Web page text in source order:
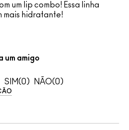
um lip combo! Essa linha
mais hidratante!
um amigo
0 0